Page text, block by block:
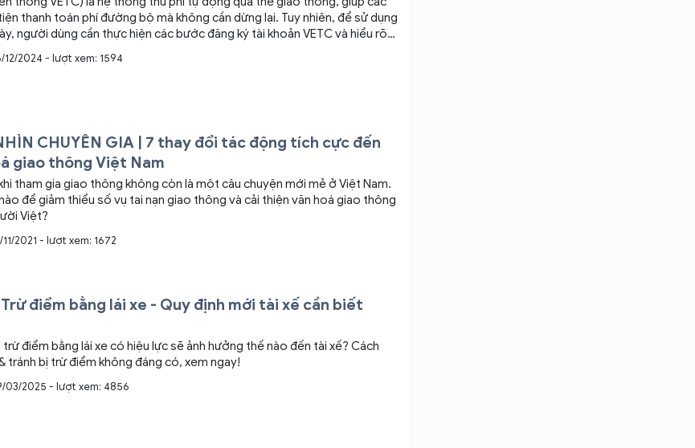
thanh toán phí đường bộ mà không cần dừng lại. Tuy nhiên, để sử dụng
người dùng cần thực hiện các bước đăng ký tài khoản VETC và hiểu rõ
Z tại Hocthilaixe.com về cách đăng ký và hủy tài khoản VETC.
12/2024 - lượt xem: 1594
CHUYÊN GIA | 7 thay đổi tác động tích cực đến
giao thông Việt Nam
tham gia giao thông không còn là một câu chuyện mới mẻ ở Việt Nam.
để giảm thiểu số vụ tai nạn giao thông và cải thiện văn hoá giao thông
Việt?
11/2021 - lượt xem: 1672
điểm bằng lái xe - Quy định mới tài xế cần biết
trừ điểm bằng lái xe có hiệu lực sẽ ảnh hưởng thế nào đến tài xế? Cách
tránh bị trừ điểm không đáng có, xem ngay!
03/2025 - lượt xem: 4856